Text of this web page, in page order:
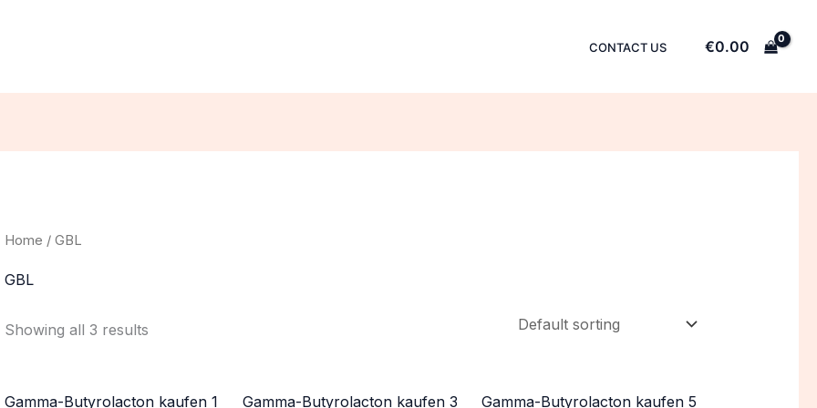
CONTACT US €0.00
Home / GBL
GBL
Showing all 3 results
Gamma-Butyrolacton kaufen 1
Gamma-Butyrolacton kaufen 3
Gamma-Butyrolacton kaufen 5